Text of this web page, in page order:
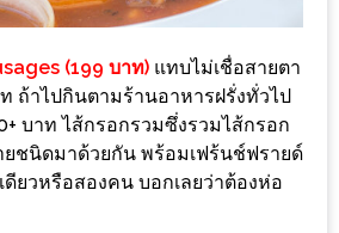
(199 บาท) แทบไม่เชื่อสายตา
ถ้าไปกินตามร้านอาหารฝรั่งทั่วไป
บาท ไส้กรอกรวมซึ่งรวมไส้กรอก
ชนิดมาด้วยกัน พร้อมเฟร้นช์ฟรายด์
ยวหรือสองคน บอกเลยว่าต้องห่อ